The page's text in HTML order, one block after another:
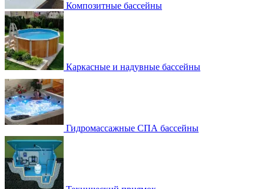
Композитные бассейны
Каркасные и надувные бассейны
Гидромассажные СПА бассейны